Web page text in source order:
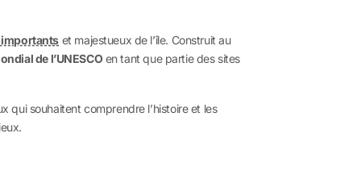
importants et majestueux de l’île. Construit au
de l’UNESCO en tant que partie des sites
qui souhaitent comprendre l’histoire et les